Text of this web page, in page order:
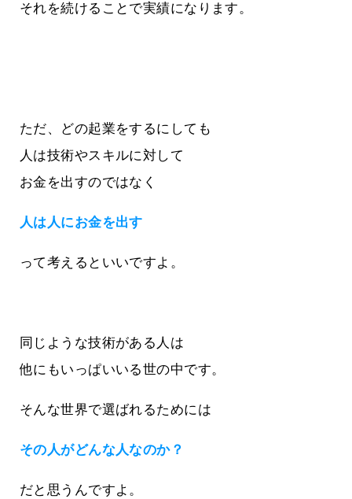
それを続けることで実績になります。
ただ、どの起業をするにしても
人は技術やスキルに対して
お金を出すのではなく
人は人にお金を出す
って考えるといいですよ。
同じような技術がある人は
他にもいっぱいいる世の中です。
そんな世界で選ばれるためには
その人がどんな人なのか？
だと思うんですよ。